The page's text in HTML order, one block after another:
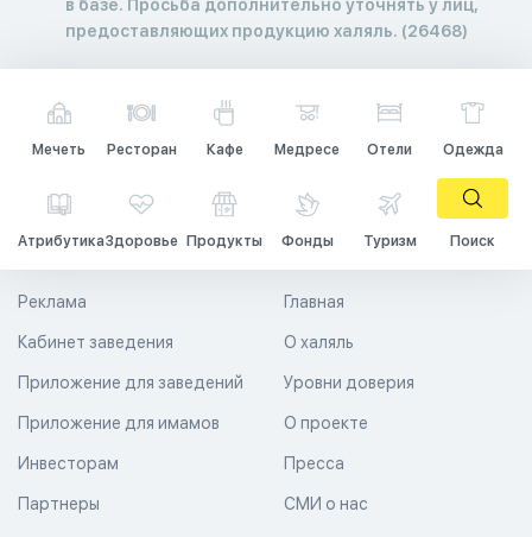
в базе. Просьба дополнительно уточнять у лиц,
предоставляющих продукцию халяль. (26468)
Мечеть Ресторан Кафе Медресе Отели Одежда
АтрибутикаЗдоровье Продукты Фонды Туризм Поиск
Главная
О халяль
Уровни доверия
Реклама
Кабинет заведения
Приложение для заведений
Приложение для имамов О проекте
Пресса
СМИ о нас
Инвесторам
Партнеры